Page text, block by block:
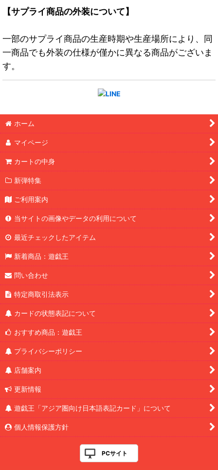
【サプライ商品の外装について】
一部のサプライ商品の生産時期や生産場所により、同
一商品でも外装の仕様が僅かに異なる商品がございま
す。
ホーム
マイページ
カートの中身
新弾特集
ご利用案内
当サイトの画像やデータの利用について
最近チェックしたアイテム
新着商品：遊戯王
問い合わせ
特定商取引法表示
カードの状態表記について
おすすめ商品：遊戯王
プライバシーポリシー
店舗案内
更新情報
遊戯王「アジア圏向け日本語表記カード」について
個人情報保護方針
PCサイト